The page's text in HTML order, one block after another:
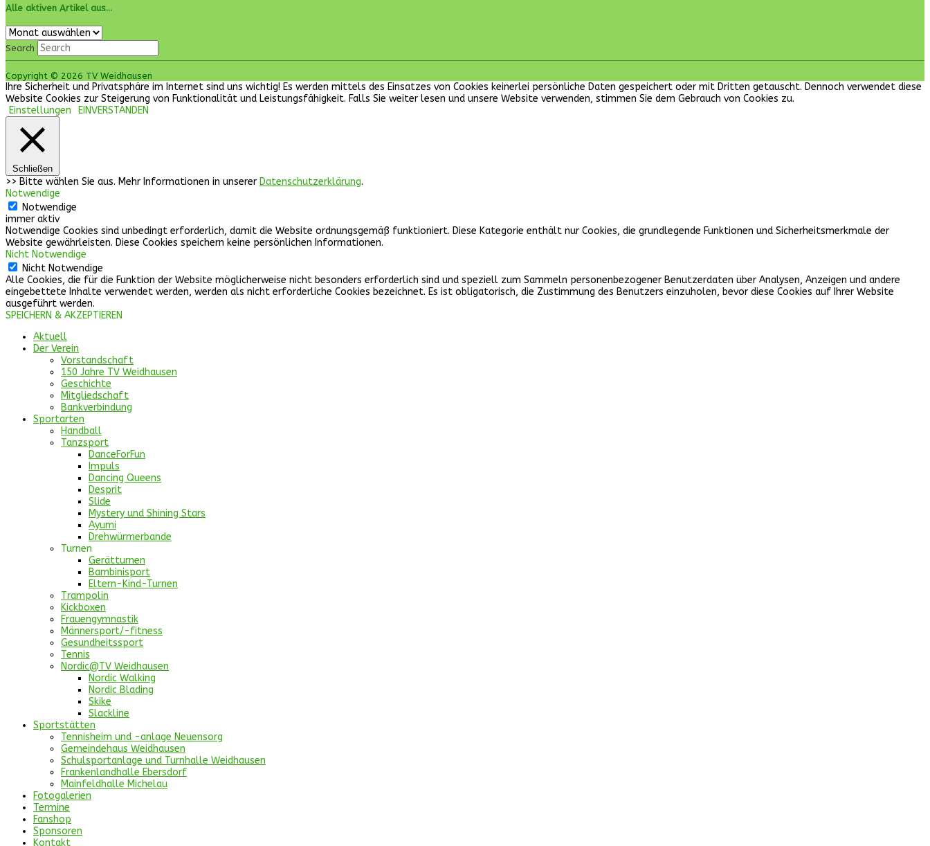
Alle aktiven Artikel aus…
Alle
aktiven
Artikel
aus…
Search
Copyright © 2026 TV Weidhausen
Ihre Sicherheit und Privatsphäre im Internet sind uns wichtig! Es werden mittels des Einsatzes von Cookies keinerlei persönliche Daten gespeichert oder mit Dritten getauscht. Dennoch verwendet diese
Website Cookies zur Steigerung von Funktionalität und Leistungsfähigkeit. Falls Sie weiter lesen und unsere Website verwenden, stimmen Sie dem Gebrauch von Cookies zu.
Einstellungen
EINVERSTANDEN
Schließen
>> Bitte wählen Sie aus. Mehr Informationen in unserer Datenschutzerklärung.
Notwendige
Notwendige
immer aktiv
Notwendige Cookies sind unbedingt erforderlich, damit die Website ordnungsgemäß funktioniert. Diese Kategorie enthält nur Cookies, die grundlegende Funktionen und Sicherheitsmerkmale der
Website gewährleisten. Diese Cookies speichern keine persönlichen Informationen.
Nicht Notwendige
Nicht Notwendige
Alle Cookies, die für die Funktion der Website möglicherweise nicht besonders erforderlich sind und speziell zum Sammeln personenbezogener Benutzerdaten über Analysen, Anzeigen und andere
eingebettete Inhalte verwendet werden, werden als nicht erforderliche Cookies bezeichnet. Es ist obligatorisch, die Zustimmung des Benutzers einzuholen, bevor diese Cookies auf Ihrer Website
ausgeführt werden.
SPEICHERN & AKZEPTIEREN
Aktuell
Der Verein
Vorstandschaft
150 Jahre TV Weidhausen
Geschichte
Mitgliedschaft
Bankverbindung
Sportarten
Handball
Tanzsport
DanceForFun
Impuls
Dancing Queens
Desprit
Slide
Mystery und Shining Stars
Ayumi
Drehwürmerbande
Turnen
Gerätturnen
Bambinisport
Eltern-Kind-Turnen
Trampolin
Kickboxen
Frauengymnastik
Männersport/-fitness
Gesundheitssport
Tennis
Nordic@TV Weidhausen
Nordic Walking
Nordic Blading
Skike
Slackline
Sportstätten
Tennisheim und -anlage Neuensorg
Gemeindehaus Weidhausen
Schulsportanlage und Turnhalle Weidhausen
Frankenlandhalle Ebersdorf
Mainfeldhalle Michelau
Fotogalerien
Termine
Fanshop
Sponsoren
Kontakt